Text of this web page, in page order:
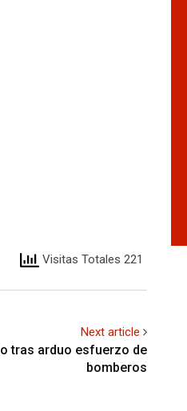
Visitas Totales 221
Next article
tras arduo esfuerzo de
bomberos